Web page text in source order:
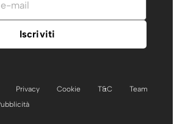
Privacy Cookie T&C
Team